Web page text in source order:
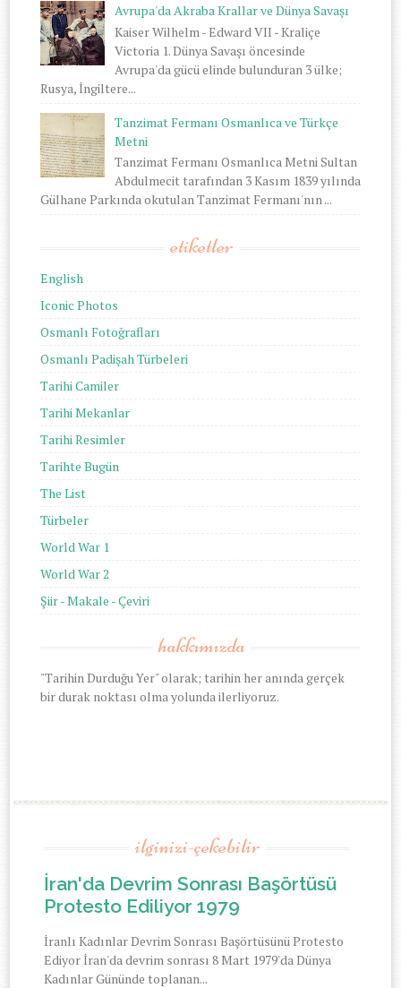
Avrupa'da Akraba Krallar ve Dünya Savaşı
Kaiser Wilhelm - Edward VII - Kraliçe
Victoria 1. Dünya Savaşı öncesinde
Avrupa'da gücü elinde bulunduran 3 ülke;
Rusya, İngiltere...
Tanzimat Fermanı Osmanlıca ve Türkçe
Metni
Tanzimat Fermanı Osmanlıca Metni Sultan
Abdulmecit tarafından 3 Kasım 1839 yılında
Gülhane Parkında okutulan Tanzimat Fermanı'nın ...
etiketler
English
Iconic Photos
Osmanlı Fotoğrafları
Osmanlı Padişah Türbeleri
Tarihi Camiler
Tarihi Mekanlar
Tarihi Resimler
Tarihte Bugün
The List
Türbeler
World War 1
World War 2
Şiir - Makale - Çeviri
hakkımızda
"Tarihin Durduğu Yer" olarak; tarihin her anında gerçek
bir durak noktası olma yolunda ilerliyoruz.
ilginizi-çekebilir
İran'da Devrim Sonrası Başörtüsü
Protesto Ediliyor 1979
İranlı Kadınlar Devrim Sonrası Başörtüsünü Protesto
Ediyor İran'da devrim sonrası 8 Mart 1979'da Dünya
Kadınlar Gününde toplanan...